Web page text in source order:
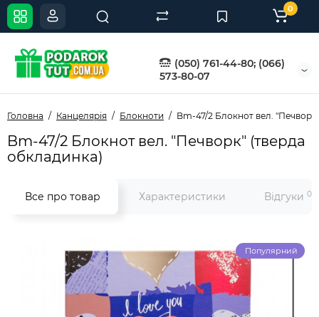
(050) 761-44-80; (066)
573-80-07
0
Головна Канцелярія Блокноти Bm-47/2 Блокнот вел.
Bm-47/2 Блокнот вел. "Печворк" (тверда
обкладинка)
Все про товар Характеристики Відгуки 0
Популярний